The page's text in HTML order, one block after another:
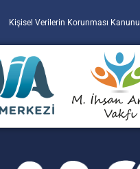
Kişisel Verilerin Korunması Kanunu